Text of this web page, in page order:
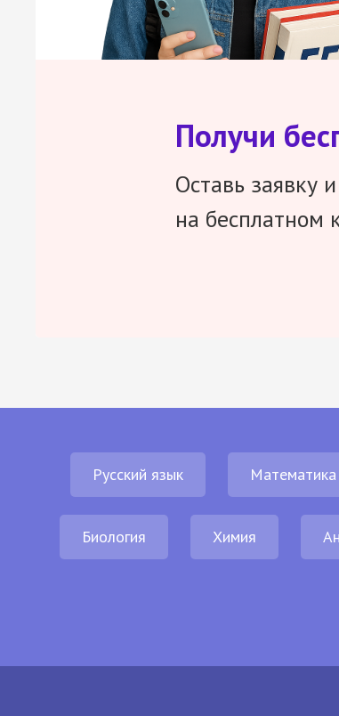
Получи
Оставь заявку
на бесплатном
Русский язык
Биология Химия